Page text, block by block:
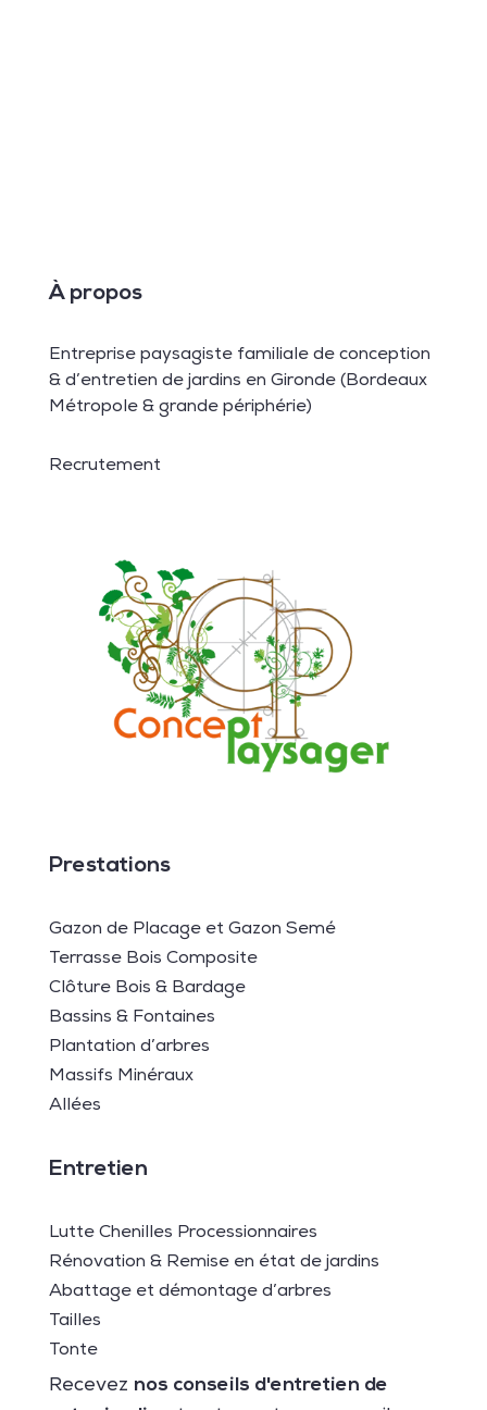
À propos
Entreprise paysagiste familiale de conception
& d’entretien de jardins en Gironde (Bordeaux
Métropole & grande périphérie)
Recrutement
Prestations
Gazon de Placage et Gazon Semé
Terrasse Bois Composite
Clôture Bois & Bardage
Bassins & Fontaines
Plantation d’arbres
Massifs Minéraux
Allées
Entretien
Lutte Chenilles Processionnaires
Rénovation & Remise en état de jardins
Abattage et démontage d’arbres
Tailles
Tonte
Recevez nos conseils d'entretien de